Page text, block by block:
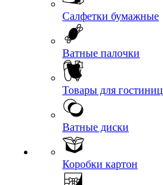
Салфетки бумажные
Ватные палочки
Товары для гостиниц
Ватные диски
Коробки картон